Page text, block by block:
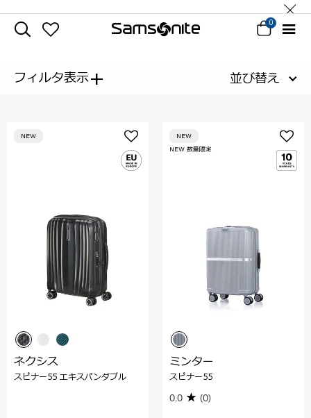
0
フィルタ表示+ 並び替え
NEW
ネクシス
スピナー55 エキスパンダブル
NEW 数量限定
NEW
ミンター
スピナー55
0.0 (0)